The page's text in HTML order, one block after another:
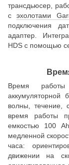
трансдьюсер,
сэхолотами
подключения
адаптер.
HDS с помощью
Время
аккумуляторной
волны, течение,
время работы
емкостью 100
медленной
часа:
движении на